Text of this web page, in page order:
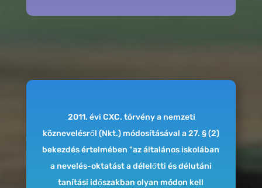
2011. évi CXC. törvény a nemzeti
köznevelésről (Nkt.) módosításával a 27. § (2)
bekezdés értelmében "az általános iskolában
a nevelés-oktatást a délelőtti és délutáni
tanítási időszakban olyan módon kell